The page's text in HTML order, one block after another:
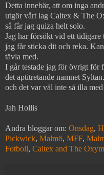
Detta innebär, att om inga
utgör vårt lag Caltex & The
så får jag quiza helt solo.
Jag har försökt vid ett
jag får sticka dit och reka.
tävla med.
I går testade jag för övrigt för
det aptitretande namnet
och det var väl inte så illa
Jah Hollis
Andra bloggar om: Onsdag,
Pickwick, Malmö, MFF,
Fotboll, Caltex and The